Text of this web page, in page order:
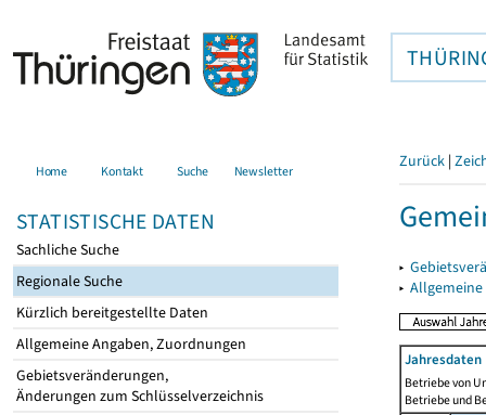
Home Kontakt Suche Newsletter
STATISTISCHE DATEN
Sachliche Suche
Regionale Suche
Kürzlich bereitgestellte Daten
Allgemeine Angaben, Zuordnungen
Gebietsveränderungen,
Änderungen zum Schlüsselverzeichnis
Zurück |
▸
▸
Jahresdaten
Betriebe von
Betriebe und